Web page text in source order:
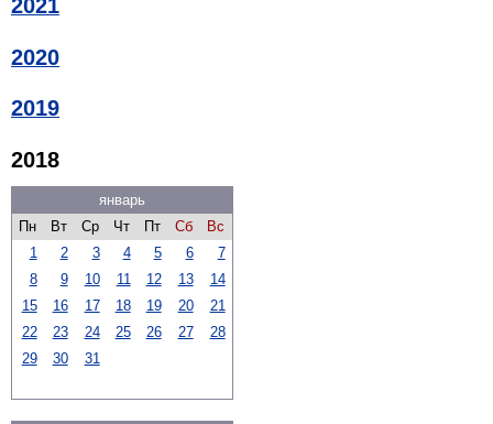
2021
2020
2019
2018
январь
Пн
Вт Ср Чт Пт Сб
Вс
1
2 3 4 5 6
7
8
9 10 11 12 13
14
15
16 17 18 19 20
21
22
23 24 25 26 27
28
29
30 31